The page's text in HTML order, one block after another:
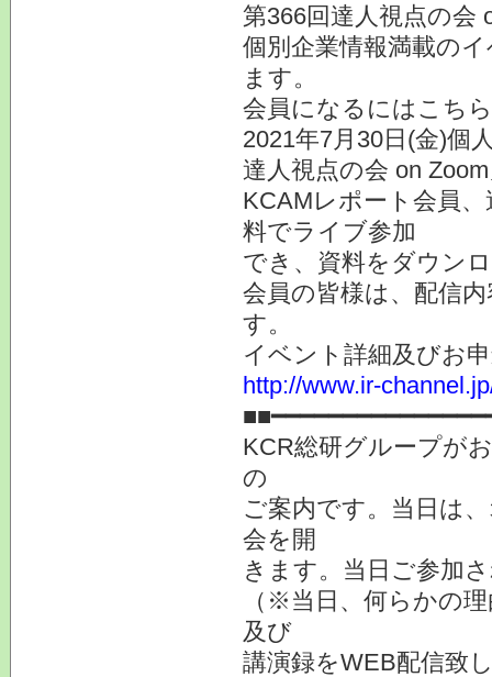
第366回達人視点の会
個別企業情報満載の
ます。
会員になるにはこ
2021年7月30日(金)個
達人視点の会 on
KCAMレポート会員
料でライブ参加
でき、資料をダウン
会員の皆様は、配信
す。
イベント詳細及びお
http://www.ir-
KCR総研グループが
の
ご案内です。当日は
会を開
きます。当日ご参加
（※当日、何らかの
及び
講演録をWEB配信致